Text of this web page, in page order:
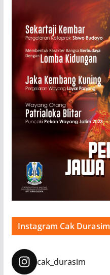
Instagram Cak Durasim
cak_durasim